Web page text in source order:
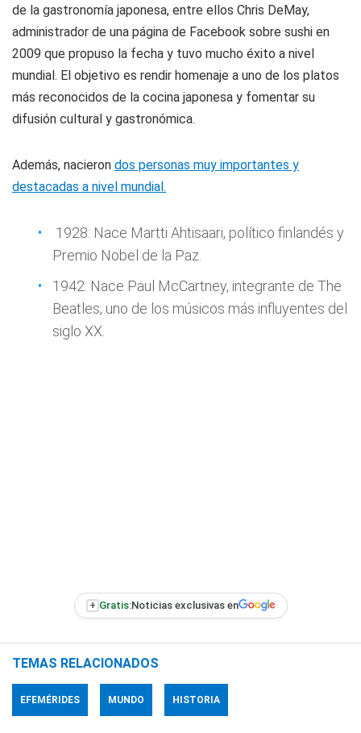
de la gastronomía japonesa, entre ellos Chris DeMay,
administrador de una página de Facebook sobre sushi en
2009 que propuso la fecha y tuvo mucho éxito a nivel
mundial. El objetivo es rendir homenaje a uno de los platos
más reconocidos de la cocina japonesa y fomentar su
difusión cultural y gastronómica.
Además, nacieron dos personas muy importantes y
destacadas a nivel mundial.
1928: Nace Martti Ahtisaari, político finlandés y
Premio Nobel de la Paz.
1942: Nace Paul McCartney, integrante de The
Beatles, uno de los músicos más influyentes del
siglo XX.
+ Gratis:Noticias exclusivas en
TEMAS RELACIONADOS
EFEMÉRIDES MUNDO HISTORIA